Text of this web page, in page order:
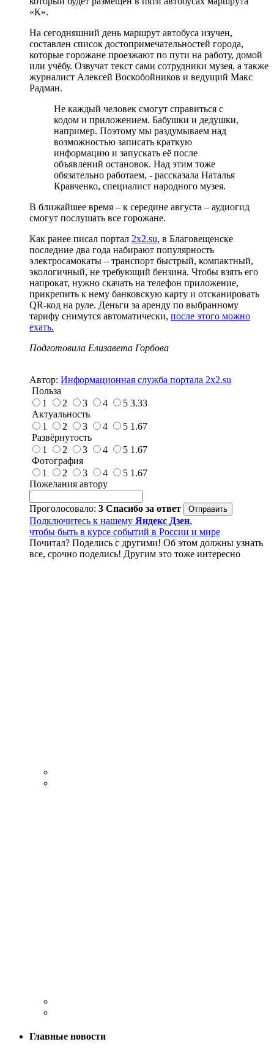
«К».
На сегодняшний день маршрут автобуса изучен,
составлен список достопримечательностей города,
которые горожане проезжают по пути на работу, домой
или учёбу. Озвучат текст сами сотрудники музея, а также
журналист Алексей Воскобойников и ведущий Макс
Радман.
Не каждый человек смогут справиться с
кодом и приложением. Бабушки и дедушки,
например. Поэтому мы раздумываем над
возможностью записать краткую
информацию и запускать её после
объявлений остановок. Над этим тоже
обязательно работаем, - рассказала Наталья
Кравченко, специалист народного музея.
В ближайшее время – к середине августа – аудиогид
смогут послушать все горожане.
Как ранее писал портал 2х2.su, в Благовещенске
последние два года набирают популярность
электросамокаты – транспорт быстрый, компактный,
экологичный, не требующий бензина. Чтобы взять его
напрокат, нужно скачать на телефон приложение,
прикрепить к нему банковскую карту и отсканировать
QR-код на руле. Деньги за аренду по выбранному
тарифу снимутся автоматически, после этого можно
ехать.
Подготовила Елизавета Горбова
Автор: Информационная служба портала 2x2.su
Польза
1
2 3 4 5 3.33
Актуальность
1
2 3 4 5 1.67
Развёрнутость
1
2 3 4 5 1.67
Фотография
1
2 3 4 5 1.67
Пожелания автору
Проголосовало: 3 Спасибо за ответ
Подключитесь к нашему Яндекс Дзен,
чтобы быть в курсе событий в России и мире
Почитал? Поделись с другими! Об этом должны узнать
все, срочно поделись! Другим это тоже интересно
Главные новости